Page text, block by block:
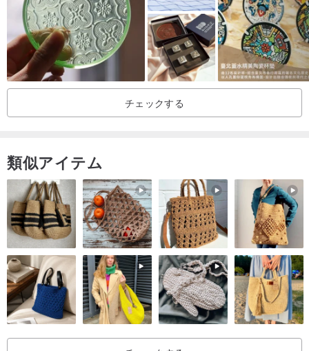
雑貨
人気 リネン 麻 おしゃれ かわいい シンプル 英国 モダン シンプ
ル ギフト 背景 画 デザイン カフェ ダイニング ホーム パーティー ブ
ルー シェブロン ギザギザ サーフ
チェックする
類似アイテム